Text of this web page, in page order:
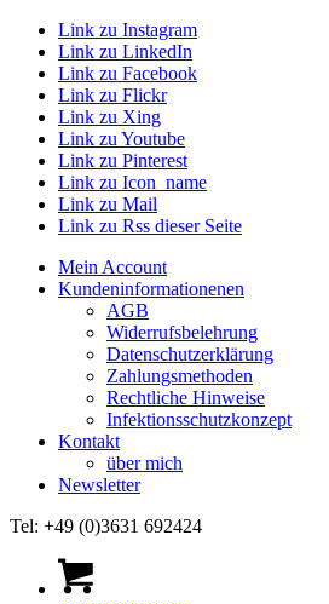
Link zu Instagram
Link zu LinkedIn
Link zu Facebook
Link zu Flickr
Link zu Xing
Link zu Youtube
Link zu Pinterest
Link zu Icon_name
Link zu Mail
Link zu Rss dieser Seite
Mein Account
Kundeninformationenen
AGB
Widerrufsbelehrung
Datenschutzerklärung
Zahlungsmethoden
Rechtliche Hinweise
Infektionsschutzkonzept
Kontakt
über mich
Newsletter
Tel: +49 (0)3631 692424